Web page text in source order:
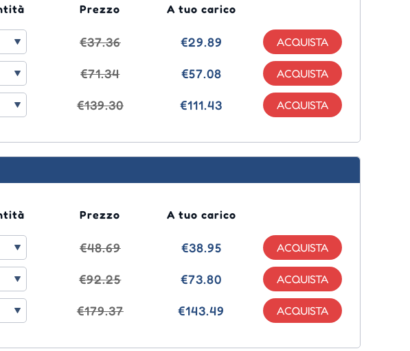
Prezzo A tuo carico
€37.36 €29.89
€71.34 €57.08
€139.30 €111.43
Prezzo A tuo carico
€48.69 €38.95
€92.25 €73.80
€179.37 €143.49